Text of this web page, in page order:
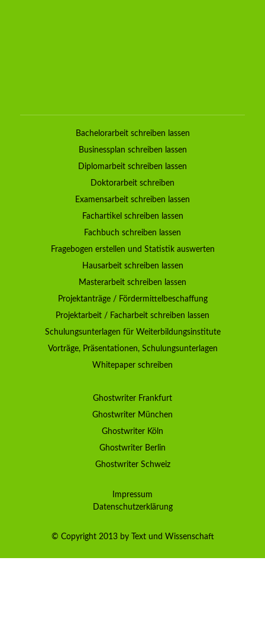
Bachelorarbeit schreiben lassen
Businessplan schreiben lassen
Diplomarbeit schreiben lassen
Doktorarbeit schreiben
Examensarbeit schreiben lassen
Fachartikel schreiben lassen
Fachbuch schreiben lassen
Fragebogen erstellen und Statistik auswerten
Hausarbeit schreiben lassen
Masterarbeit schreiben lassen
Projektanträge / Fördermittelbeschaffung
Projektarbeit / Facharbeit schreiben lassen
Schulungsunterlagen für Weiterbildungsinstitute
Vorträge, Präsentationen, Schulungsunterlagen
Whitepaper schreiben
Ghostwriter Frankfurt
Ghostwriter München
Ghostwriter Köln
Ghostwriter Berlin
Ghostwriter Schweiz
Impressum
Datenschutzerklärung
© Copyright 2013 by Text und Wissenschaft